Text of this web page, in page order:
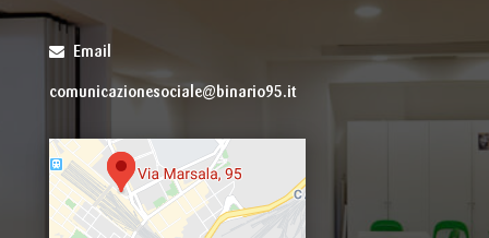
Email
comunicazionesociale@binario95.it